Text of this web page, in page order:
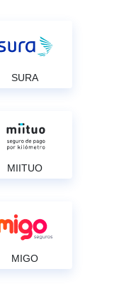
SURA
MIITUO
MIGO